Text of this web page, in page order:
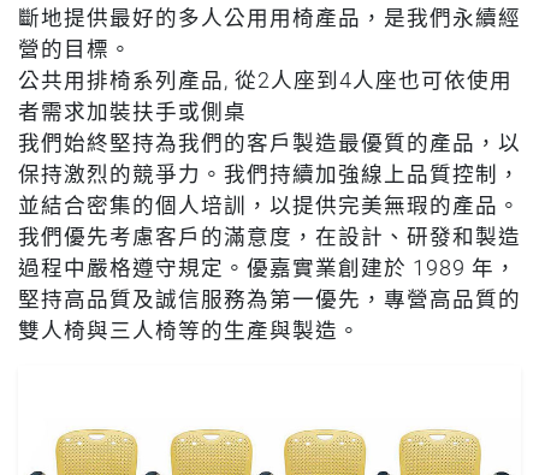
斷地提供最好的多人公用用椅產品，是我們永續經
營的目標。
公共用排椅系列產品, 從2人座到4人座也可依使用
者需求加裝扶手或側桌
我們始終堅持為我們的客戶製造最優質的產品，以
保持激烈的競爭力。我們持續加強線上品質控制，
並結合密集的個人培訓，以提供完美無瑕的產品。
我們優先考慮客戶的滿意度，在設計、研發和製造
過程中嚴格遵守規定。優嘉實業創建於 1989 年，
堅持高品質及誠信服務為第一優先，專營高品質的
雙人椅與三人椅等的生產與製造。